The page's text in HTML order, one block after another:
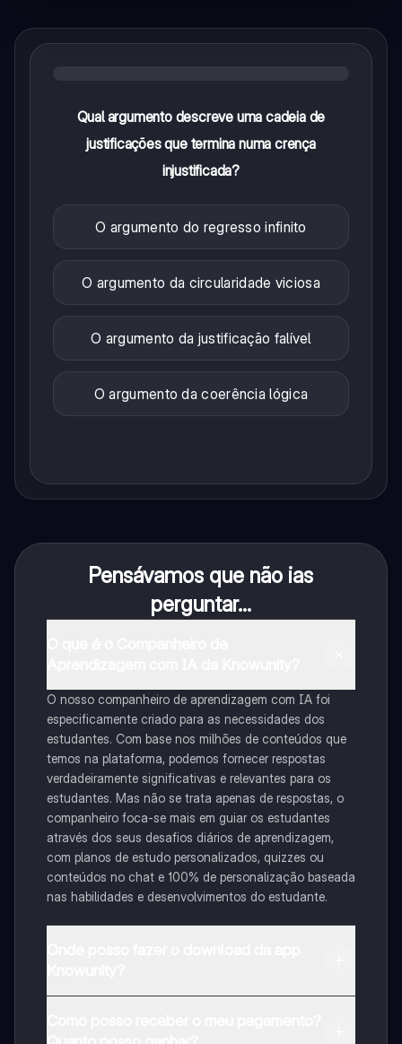
Qual argumento descreve uma cadeia de
justificações que termina numa crença
injustificada?
O argumento do regresso infinito
O argumento da circularidade viciosa
O argumento da justificação falível
O argumento da coerência lógica
Pensávamos que não ias
perguntar...
O nosso companheiro de aprendizagem com IA foi
especificamente criado para as necessidades dos
estudantes. Com base nos milhões de conteúdos que
temos na plataforma, podemos fornecer respostas
verdadeiramente significativas e relevantes para os
estudantes. Mas não se trata apenas de respostas, o
companheiro foca-se mais em guiar os estudantes
através dos seus desafios diários de aprendizagem,
com planos de estudo personalizados, quizzes ou
conteúdos no chat e 100% de personalização baseada
nas habilidades e desenvolvimentos do estudante.